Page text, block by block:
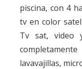
piscina, con 4
tv en color
Tv sat, video
lavavajillas,